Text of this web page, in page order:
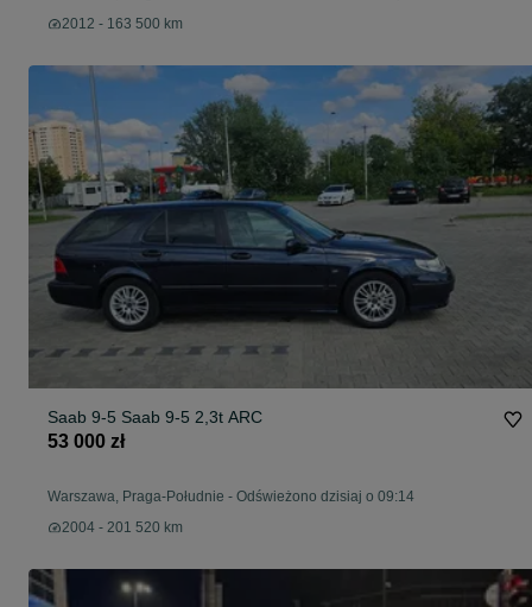
2012 - 163 500 km
Saab 9-5 Saab 9-5 2,3t ARC
53 000 zł
Warszawa, Praga-Południe - Odświeżono dzisiaj o 09:14
2004 - 201 520 km